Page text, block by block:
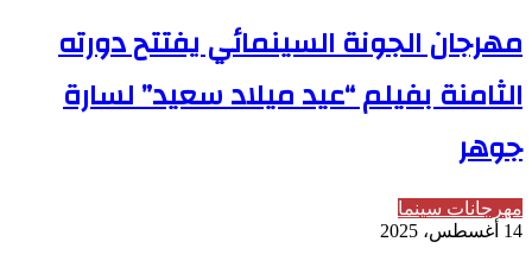
مهرجان الجونة السينمائي يفتتح دورته
الثامنة بفيلم “عيد ميلاد سعيد” لسارة
جوهر
مهرجانات سينما
14 أغسطس، 2025